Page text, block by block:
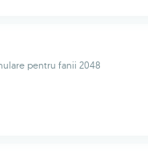
pentru fanii 2048